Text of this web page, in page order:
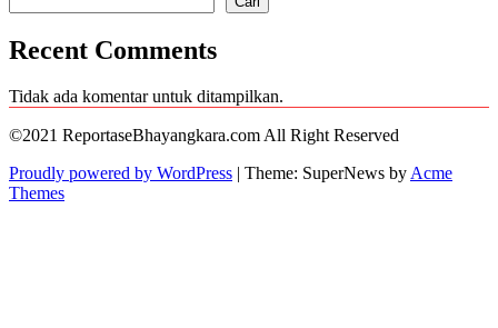
Recent Comments
Tidak ada komentar untuk ditampilkan.
©2021 ReportaseBhayangkara.com All Right Reserved
Proudly powered by WordPress
Theme: SuperNews byAcme
Themes